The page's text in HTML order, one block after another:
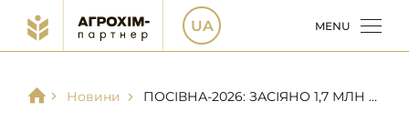
Новини ПОСІВНА-2026: ЗАСІЯНО 1,7 МЛН ГЕКТАРІВ ЗЕРНОВИХ
UA MENU